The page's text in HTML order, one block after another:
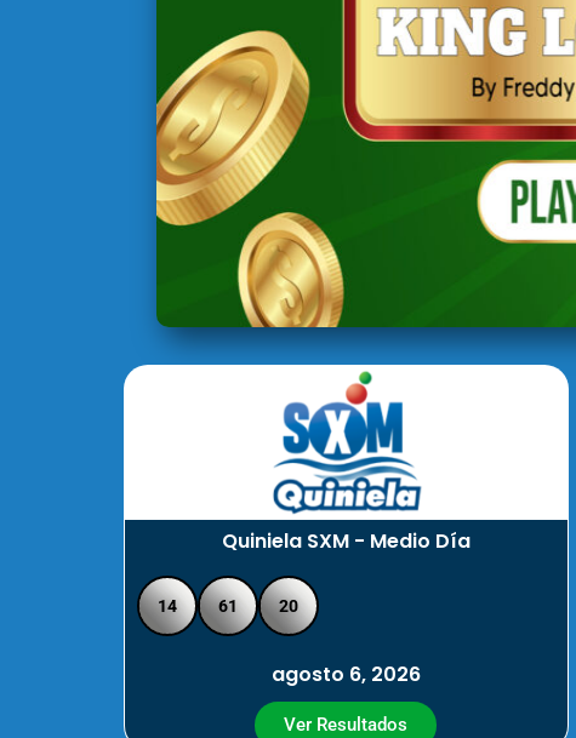
Quiniela SXM - Medio Día
14 61 20
agosto 6, 2026
Ver Resultados